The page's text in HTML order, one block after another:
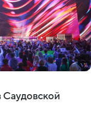
Саудовской